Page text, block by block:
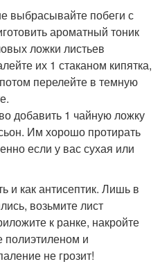
выбрасывайте побеги с
ароматный тоник
ложки листьев
их 1 стаканом кипятка,
перелейте в темную
добавить 1 чайную ложку
Им хорошо протирать
если у вас сухая или
и как антисептик. Лишь в
возьмите лист
к ранке, накройте
полиэтиленом и
не грозит!